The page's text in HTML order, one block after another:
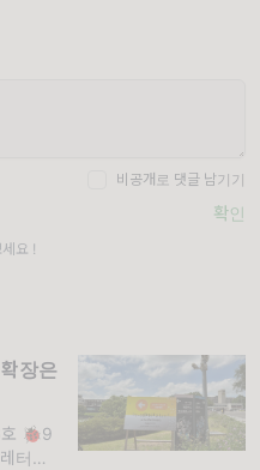
비공개로 댓글 남기기
확인
요 !
장은
🐞9
터입니